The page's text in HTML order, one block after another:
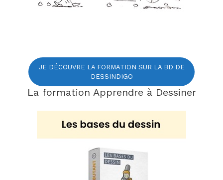
JE DÉCOUVRE LA FORMATION SUR LA BD DE
DESSINDIGO
La formation Apprendre à Dessiner